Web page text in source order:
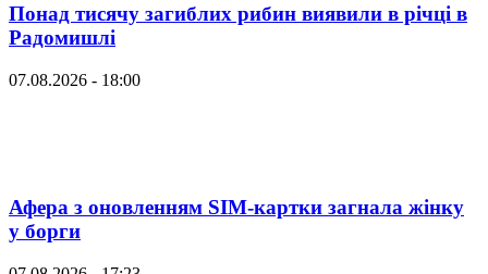
Понад тисячу загиблих рибин виявили в річці в
Радомишлі
07.08.2026 - 18:00
Афера з оновленням SIM-картки загнала жінку
у борги